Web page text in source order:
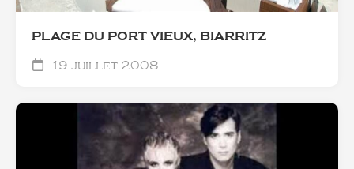
PLAGE DU PORT VIEUX, BIARRITZ
19 juillet 2008